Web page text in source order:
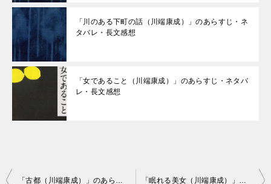
「川のある下町の話（川端康成）」のあらすじ・ネ
タバレ・長文感想
「女であること（川端康成）」のあらすじ・ネタバ
レ・長文感想
投
「古都（川端康成）」のあらすじ・ネタバレ・長文感想 「眠れる美女（川端康成）」のあらすじ・ネタバレ・長文感想